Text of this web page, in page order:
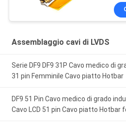
Assemblaggio cavi di LVDS
Serie DF9 DF9 31P Cavo medico di
31 pin Femminile Cavo piatto Hotbar
DF9 51 Pin Cavo medico di grado
Cavo LCD 51 pin Cavo piatto Hotbar